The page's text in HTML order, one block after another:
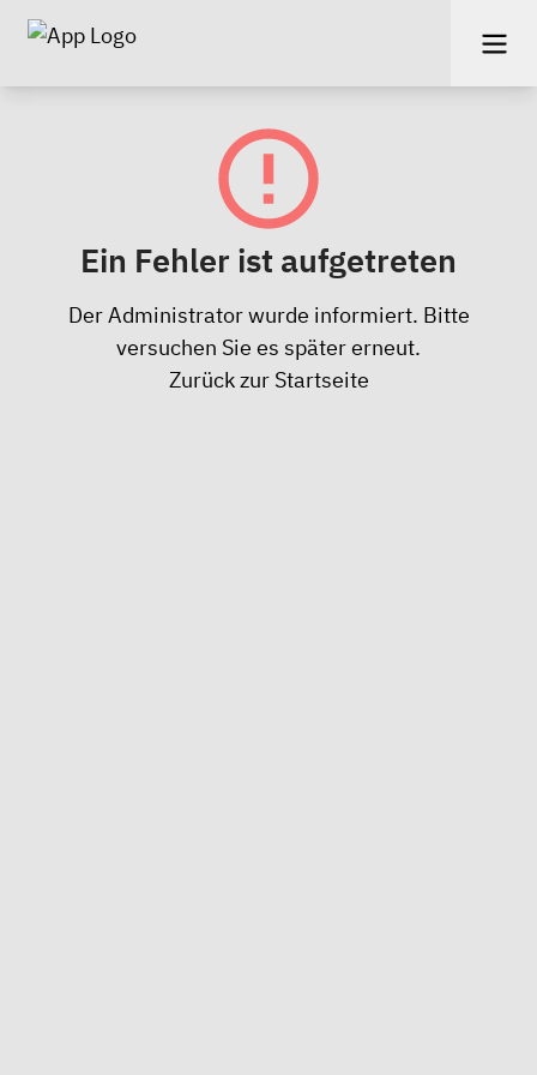
Ein Fehler ist aufgetreten
Der Administrator wurde informiert. Bitte
versuchen Sie es später erneut.
Zurück zur Startseite